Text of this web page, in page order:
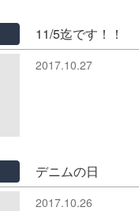
11/5迄です！！
2017.10.27
デニムの日
2017.10.26